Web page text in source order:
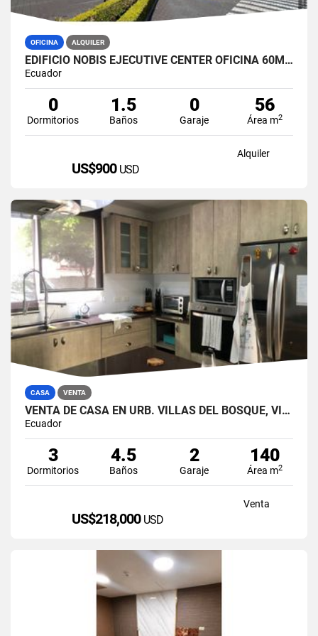
OFICINA ALQUILER
EDIFICIO NOBIS EJECUTIVE CENTER OFICINA 60M2 EN ALQUILER AMOBLADA
Ecuador
0
Dormitorios
1.5
Baños
0
Garaje
56
Área m2
Alquiler
US$900 USD
CASA VENTA
VENTA DE CASA EN URB. VILLAS DEL BOSQUE, VÍA A LA COSTA
Ecuador
3
Dormitorios
4.5
Baños
2
Garaje
140
Área m2
Venta
US$218,000 USD